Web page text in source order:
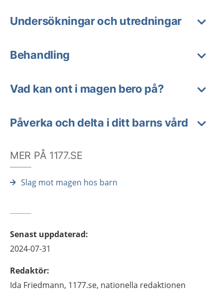
Undersökningar och utredningar
Behandling
Vad kan ont i magen bero på?
Påverka och delta i ditt barns vård
MER PÅ 1177.SE
Slag mot magen hos barn
Senast uppdaterad:
2024-07-31
Redaktör:
Ida Friedmann, 1177.se, nationella redaktionen